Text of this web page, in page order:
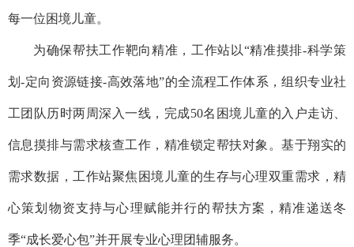
每一位困境儿童。
为确保帮扶工作靶向精准，工作站以“精准摸排-科学策
划-定向资源链接-高效落地”的全流程工作体系，组织专业社
工团队历时两周深入一线，完成50名困境儿童的入户走访、
信息摸排与需求核查工作，精准锁定帮扶对象。基于翔实的
需求数据，工作站聚焦困境儿童的生存与心理双重需求，精
心策划物资支持与心理赋能并行的帮扶方案，精准递送冬
季“成长爱心包”并开展专业心理团辅服务。